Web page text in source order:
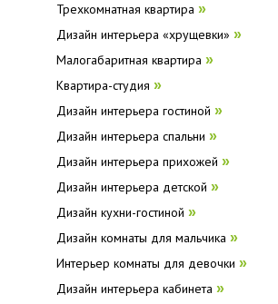
Трехкомнатная квартира »
Дизайн интерьера «хрущевки» »
Малогабаритная квартира »
Квартира-студия »
Дизайн интерьера гостиной »
Дизайн интерьера спальни »
Дизайн интерьера прихожей »
Дизайн интерьера детской »
Дизайн кухни-гостиной »
Дизайн комнаты для мальчика »
Интерьер комнаты для девочки »
Дизайн интерьера кабинета »